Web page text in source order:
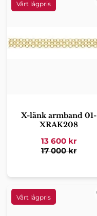
X-länk armband 01-
XRAK208
13 600kr
17 000kr